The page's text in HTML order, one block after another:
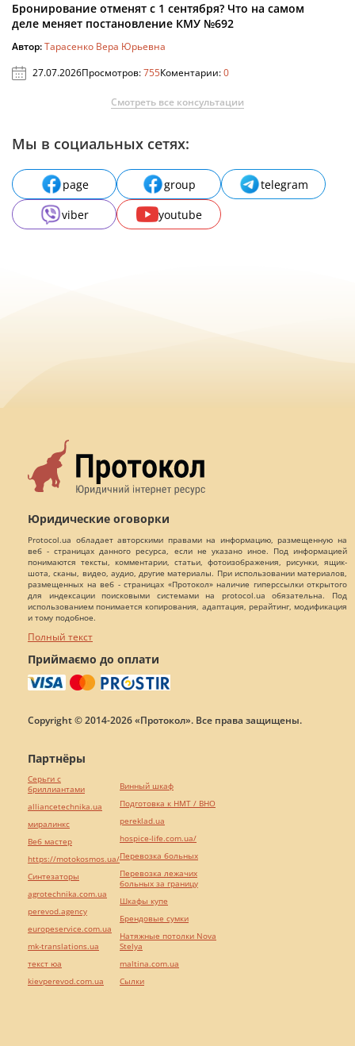
Бронирование отменят с 1 сентября? Что на самом
деле меняет постановление КМУ №692
Автор:Тарасенко Вера Юрьевна
27.07.2026Просмотров:755Коментарии:0
Смотреть все консультации
Мы в социальных сетях:
page group
telegram
viber
youtube
Юридические оговорки
Protocol.ua обладает авторскими правами на информацию, размещенную на
веб - страницах данного ресурса, если не указано иное. Под информацией
понимаются тексты, комментарии, статьи, фотоизображения, рисунки, ящик-
шота, сканы, видео, аудио, другие материалы. При использовании материалов,
размещенных на веб - страницах «Протокол» наличие гиперссылки открытого
для индексации поисковыми системами на protocol.ua обязательна. Под
использованием понимается копирования, адаптация, рерайтинг, модификация
и тому подобное.
Полный текст
Приймаємо до оплати
Copyright © 2014-2026 «Протокол». Все права защищены.
Партнёры
Серьги с
бриллиантами
alliancetechnika.ua
миралинкс
Веб мастер
https://motokosmos.ua/
Синтезаторы
agrotechnika.com.ua
perevod.agency
europeservice.com.ua
mk-translations.ua
текст юа
kievperevod.com.ua
Винный шкаф
Подготовка к НМТ / ВНО
pereklad.ua
hospice-life.com.ua/
Перевозка больных
Перевозка лежачих
больных за границу
Шкафы купе
Брендовые сумки
Натяжные потолки Nova
Stelya
maltina.com.ua
Cылки